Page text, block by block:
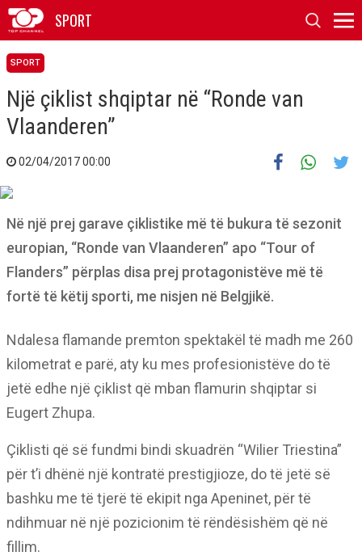
SPORT
SPORT
Një çiklist shqiptar në “Ronde van
Vlaanderen”
02/04/2017 00:00
Në një prej garave çiklistike më të bukura të sezonit
europian, “Ronde van Vlaanderen” apo “Tour of
Flanders” përplas disa prej protagonistëve më të
fortë të këtij sporti, me nisjen në Belgjikë.
Ndalesa flamande premton spektakël të madh me 260
kilometrat e parë, aty ku mes profesionistëve do të
jetë edhe një çiklist që mban flamurin shqiptar si
Eugert Zhupa.
Çiklisti që së fundmi bindi skuadrën “Wilier Triestina”
për t’i dhënë një kontratë prestigjioze, do të jetë së
bashku me të tjerë të ekipit nga Apeninet, për të
ndihmuar në një pozicionim të rëndësishëm që në
fillim.